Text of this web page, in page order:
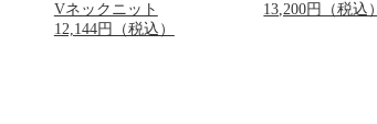
Vネックニット
12,144円（税込）
13,200円（税込）